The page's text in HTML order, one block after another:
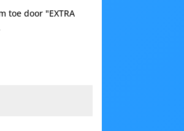
door "EXTRA